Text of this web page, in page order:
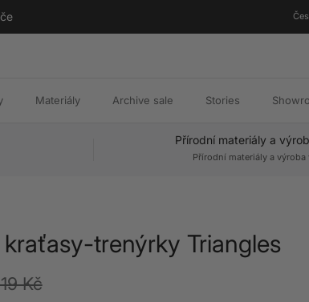
Materiály Archive sale Stories
Přírodní materiály a
Přírodní materiály a výroba
kraťasy-trenýrky Triangles
cena
Kč